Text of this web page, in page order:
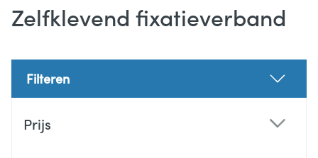
Zelfklevend fixatieverband
Filteren
Prijs